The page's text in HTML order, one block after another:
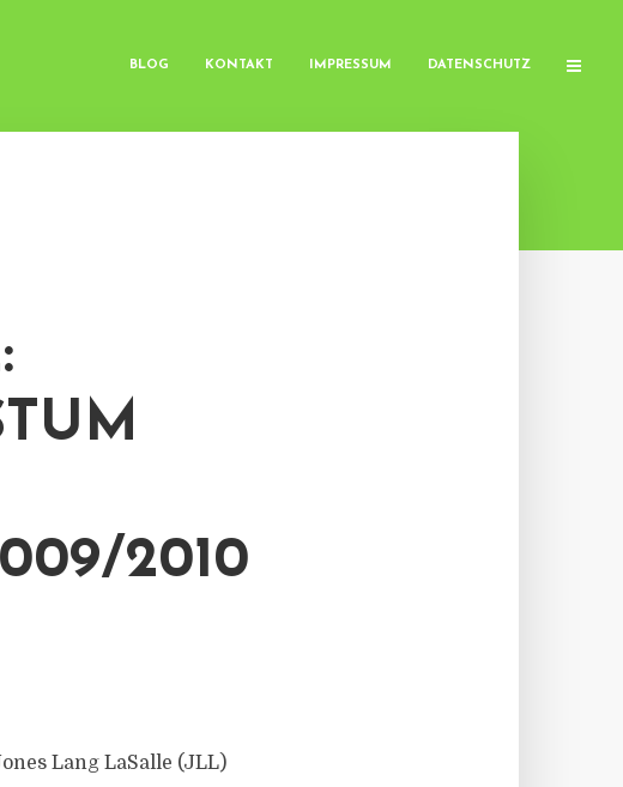
BLOG KONTAKT IMPRESSUM DATENSCHUTZ
2010
Lang LaSalle (JLL)